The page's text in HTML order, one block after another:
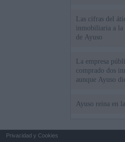
Las cifras del
inmobiliaria a la
de Ayuso
La empresa
comprado dos
aunque Ayuso
Ayuso reina en
Privacidad y Cookies